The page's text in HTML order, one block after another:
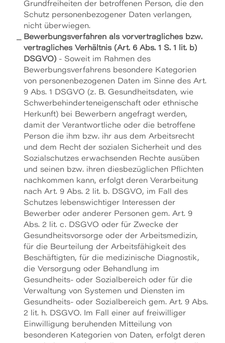
Grundfreiheiten der betroffenen Person, die den
Schutz personenbezogener Daten verlangen,
nicht überwiegen.
Bewerbungsverfahren als vorvertragliches bzw.
vertragliches Verhältnis (Art. 6 Abs. 1 S. 1 lit. b)
DSGVO)- Soweit im Rahmen des
Bewerbungsverfahrens besondere Kategorien
von personenbezogenen Daten im Sinne des Art.
9 Abs. 1 DSGVO (z. B. Gesundheitsdaten, wie
Schwerbehinderteneigenschaft oder ethnische
Herkunft) bei Bewerbern angefragt werden,
damit der Verantwortliche oder die betroffene
Person die ihm bzw. ihr aus dem Arbeitsrecht
und dem Recht der sozialen Sicherheit und des
Sozialschutzes erwachsenden Rechte ausüben
und seinen bzw. ihren diesbezüglichen Pflichten
nachkommen kann, erfolgt deren Verarbeitung
nach Art. 9 Abs. 2 lit. b. DSGVO, im Fall des
Schutzes lebenswichtiger Interessen der
Bewerber oder anderer Personen gem. Art. 9
Abs. 2 lit. c. DSGVO oder für Zwecke der
Gesundheitsvorsorge oder der Arbeitsmedizin,
für die Beurteilung der Arbeitsfähigkeit des
Beschäftigten, für die medizinische Diagnostik,
die Versorgung oder Behandlung im
Gesundheits- oder Sozialbereich oder für die
Verwaltung von Systemen und Diensten im
Gesundheits- oder Sozialbereich gem. Art. 9 Abs.
2 lit. h. DSGVO. Im Fall einer auf freiwilliger
Einwilligung beruhenden Mitteilung von
besonderen Kategorien von Daten, erfolgt deren